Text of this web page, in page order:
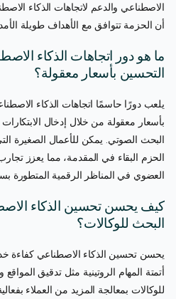
الاصطناعي والدعم لاتجاهات الذكاء
أن الحزمة تتوافق مع الأهداف طويلة
ما هو دور اتجاهات الذكاء
التحسين بأسعار معقولة؟
يلعب دورًا حاسمًا اتجاهات الذكاء
بأسعار معقولة من خلال إدخال الابتكارات
البحث الصوتي. يمكن للأعمال الصغيرة
الحزم البقاء في المقدمة، مما يعزز
العضوي في المناظر الرقمية المتطورة
كيف يحسن تحسين الذكاء
البحث للوكالات؟
يحسن تحسين الذكاء الاصطناعي كفاءة
أتمتة المهام الروتينية مثل تدقيق
للوكالات بمعالجة المزيد من العملاء